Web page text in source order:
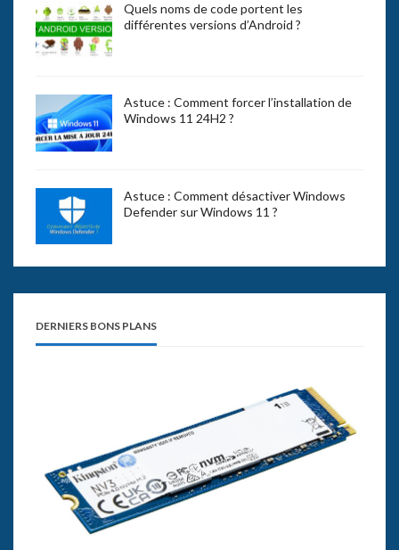
Quels noms de code portent les
différentes versions d’Android ?
Astuce : Comment forcer l’installation de
Windows 11 24H2 ?
Astuce : Comment désactiver Windows
Defender sur Windows 11 ?
DERNIERS BONS PLANS